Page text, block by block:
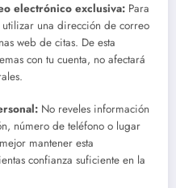
electrónico exclusiva: Para
una dirección de correo
web de citas. De esta
con tu cuenta, no afectará
: No reveles información
número de teléfono o lugar
mantener esta
confianza suficiente en la